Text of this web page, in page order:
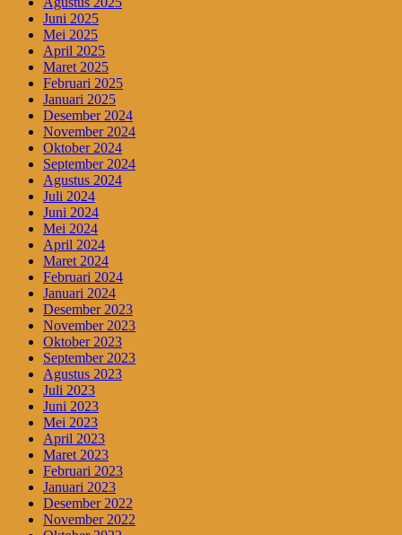
Juni 2025
Mei 2025
April 2025
Maret 2025
Februari 2025
Januari 2025
Desember 2024
November 2024
Oktober 2024
September 2024
Agustus 2024
Juli 2024
Juni 2024
Mei 2024
April 2024
Maret 2024
Februari 2024
Januari 2024
Desember 2023
November 2023
Oktober 2023
September 2023
Agustus 2023
Juli 2023
Juni 2023
Mei 2023
April 2023
Maret 2023
Februari 2023
Januari 2023
Desember 2022
November 2022